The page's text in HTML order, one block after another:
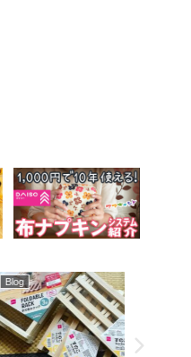
イテム